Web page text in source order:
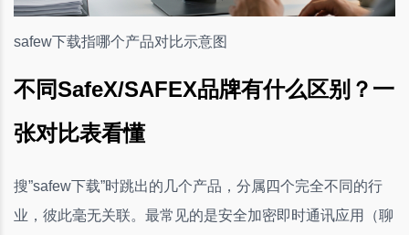
safew下载指哪个产品对比示意图
不同SafeX/SAFEX品牌有什么区别？一
张对比表看懂
搜”safew下载”时跳出的几个产品，分属四个完全不同的行
业，彼此毫无关联。最常见的是安全加密即时通讯应用（聊